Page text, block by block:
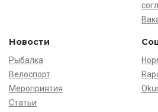
Новости
Рыбалка
Велоспорт
Мероприятия
Статьи